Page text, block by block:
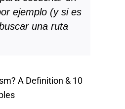
ejemplo (y si es
una ruta